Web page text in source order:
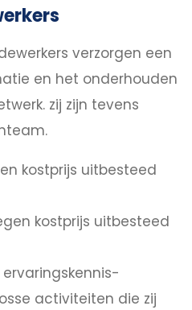
verzorgen een
en het onderhouden
zij zijn tevens
kostprijs uitbesteed
kostprijs uitbesteed
activiteiten die zij